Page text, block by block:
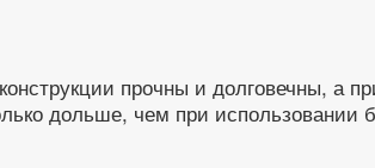
прочны и долговечны, а
дольше, чем при использовании